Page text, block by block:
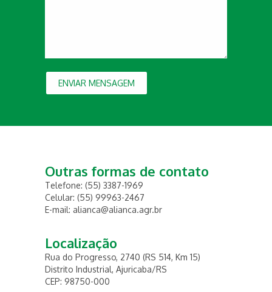
ENVIAR MENSAGEM
Outras formas de contato
Telefone: (55) 3387-1969
Celular: (55) 99963-2467
E-mail: alianca@alianca.agr.br
Localização
Rua do Progresso, 2740 (RS 514, Km 15)
Distrito Industrial, Ajuricaba/RS
CEP: 98750-000